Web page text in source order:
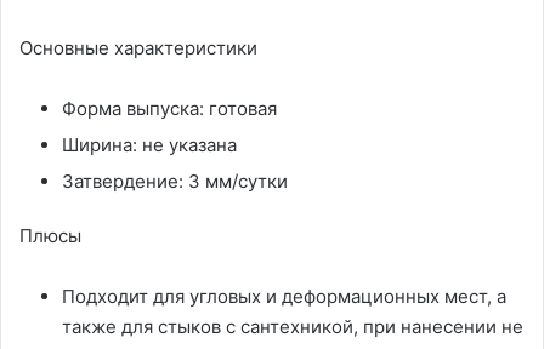
Основные характеристики
Форма выпуска: готовая
Ширина: не указана
Затвердение: 3 мм/сутки
Плюсы
Подходит для угловых и деформационных мест, а
также для стыков с сантехникой, при нанесении не